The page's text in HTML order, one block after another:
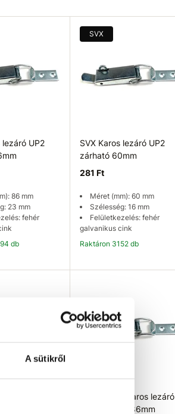
A sütikről
lezáró UP2
86 mm
23 mm
fehér
db
SVX
SVX Karos lezáró UP2
zárható 60mm
281 Ft
Méret (mm): 60 mm
Szélesség: 16 mm
Felületkezelés: fehér
galvanikus cink
Raktáron 3152 db
EU SELECT Karos lezáró
UP2 zárható 86mm